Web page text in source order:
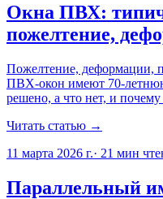
Окна ПВХ:
пожелтение,
Пожелтение, деформации,
ПВХ-окон имеют 70-
решено, а что нет, и
Читать статью →
11 марта 2026 г.· 21 мин
Параллельный